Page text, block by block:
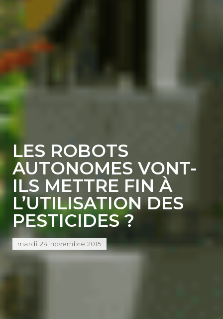
LES ROBOTS
AUTONOMES VONT-
ILS METTRE FIN À
L’UTILISATION DES
PESTICIDES ?
mardi 24 novembre 2015